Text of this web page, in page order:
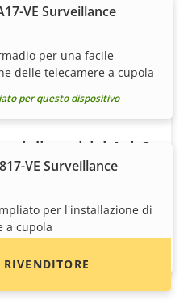
VE Surveillance
per una facile
delle telecamere a cupola
per questo dispositivo
VE Surveillance
per l'installazione di
a cupola
i dispositivi Axis?
di sistema e
e sistemi Axis.